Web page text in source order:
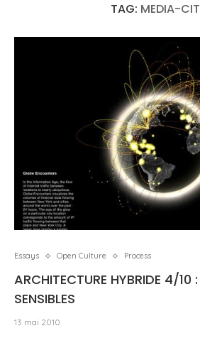
TAG: MEDIA-
Essays Open Culture Process
ARCHITECTURE HYBRIDE 4/10
SENSIBLES
13 mai 2010